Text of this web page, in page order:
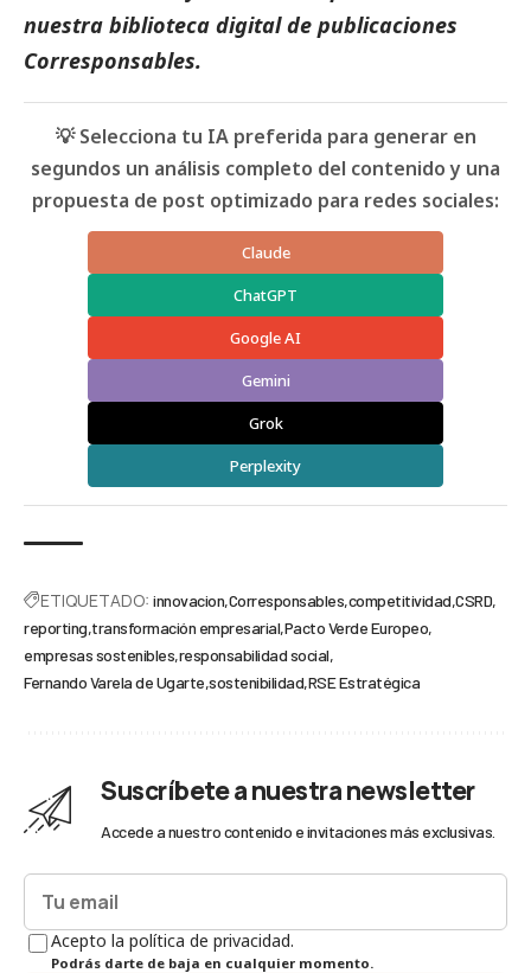
nuestra biblioteca digital de publicaciones
Corresponsables.
💡 Selecciona tu IA preferida para generar en
segundos un análisis completo del contenido y una
propuesta de post optimizado para redes sociales:
Claude
ChatGPT
Google AI
Gemini
Grok
Perplexity
ETIQUETADO: innovacion Corresponsables competitividad CSRD
reporting transformación empresarial Pacto Verde Europeo
empresas sostenibles responsabilidad social
Fernando Varela de Ugarte sostenibilidad RSE Estratégica
Suscríbete a nuestra newsletter
Accede a nuestro contenido e invitaciones más exclusivas.
Acepto la política de privacidad.
Podrás darte de baja en cualquier momento.